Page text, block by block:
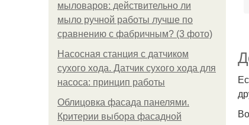
мыловаров: действительно ли
мыло ручной работы лучше по
сравнению с фабричным? (3 фото)
Насосная станция с датчиком
сухого хода. Датчик сухого хода для
насоса: принцип работы
Облицовка фасада панелями.
Критерии выбора фасадной